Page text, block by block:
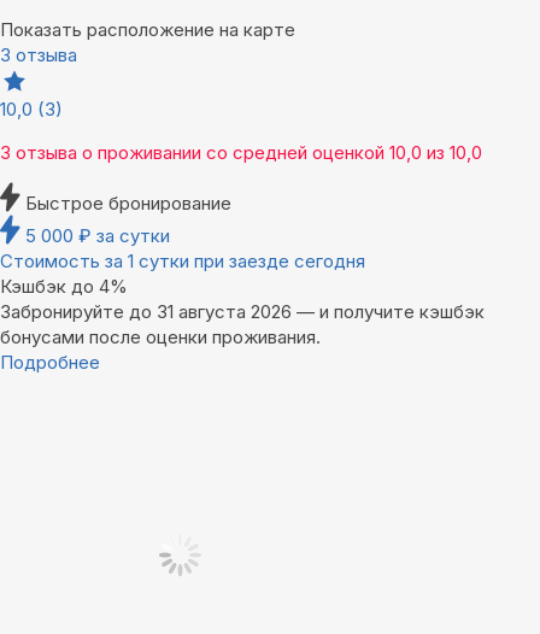
Показать расположение на карте
3 отзыва
10,0 (3)
3 отзыва о проживании со средней оценкой 10,0 из 10,0
Быстрое бронирование
5 000 ₽ за сутки
Стоимость за 1 сутки при заезде сегодня
Кэшбэк до 4%
Забронируйте до 31 августа 2026 — и получите кэшбэк
бонусами после оценки проживания.
Подробнее